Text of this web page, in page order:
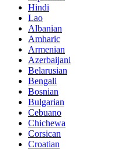
Hindi
Lao
Albanian
Amharic
Armenian
Azerbaijani
Belarusian
Bengali
Bosnian
Bulgarian
Cebuano
Chichewa
Corsican
Croatian